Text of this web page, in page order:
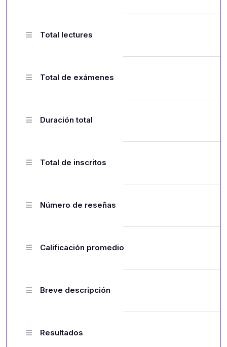
Total lectures
Total de exámenes
Duración total
Total de inscritos
Número de reseñas
Calificación promedio
Breve descripción
Resultados